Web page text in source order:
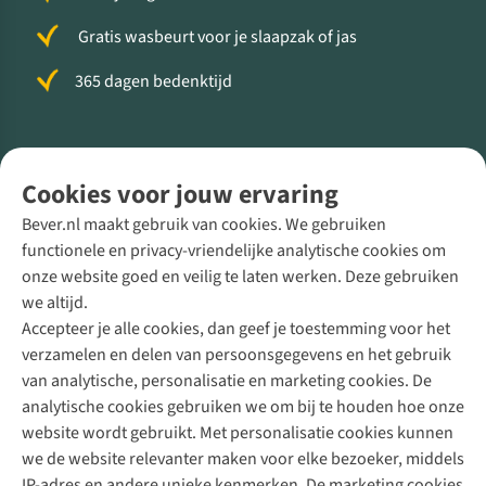
Cookies voor jouw ervaring
Bever.nl maakt gebruik van cookies. We gebruiken
functionele en privacy-vriendelijke analytische cookies om
onze website goed en veilig te laten werken. Deze gebruiken
we altijd.
Accepteer je alle cookies, dan geef je toestemming voor het
verzamelen en delen van persoonsgegevens en het gebruik
van analytische, personalisatie en marketing cookies. De
analytische cookies gebruiken we om bij te houden hoe onze
website wordt gebruikt. Met personalisatie cookies kunnen
we de website relevanter maken voor elke bezoeker, middels
Gratis wasbeurt voor je slaapzak of jas
365 dagen bedenktijd
Direct advies van een Buitenexpert
+31 (0)85 888 50 88
+31 6 12 28 49 80
Contactformulier